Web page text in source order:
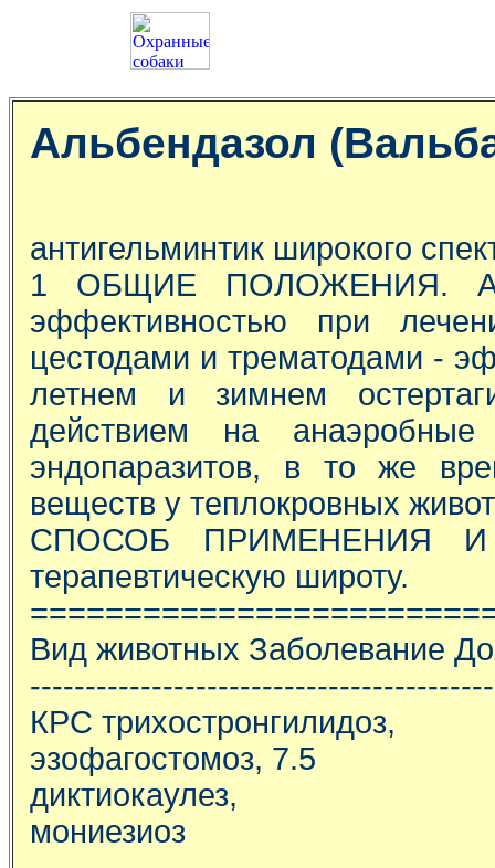
Альбендазол
антигельминтик широкого
1 ОБЩИЕ ПОЛОЖЕНИЯ.
эффективностью при
цестодами и трематодами -
летнем и зимнем
действием на
эндопаразитов, в то же
веществ у теплокровных
СПОСОБ ПРИМЕНЕНИЯ И
терапевтическую широту.
Вид животных Заболевание
КРС трихостронгилидоз,
эзофагостомоз, 7.5
диктиокаулез,
мониезиоз